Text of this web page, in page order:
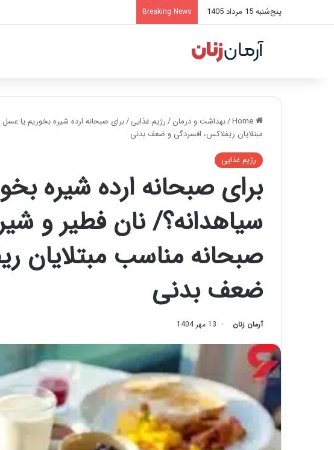
پنج‌شنبه 15 مرداد 1405 Breaking News
/بهداشت و درمان/رژیم غذایی/برای صبحانه ارده شیره بخوریم یا
مبتلایان ریفلاکس، افسردگی و ضعف بدنی
رژیم غذایی
برای صبحانه ارده شیره
سیاهدانه؟/ نان فطیر و
صبحانه مناسب مبتلایان
ضعف بدنی
آرمان زنان 13 مهر 1404